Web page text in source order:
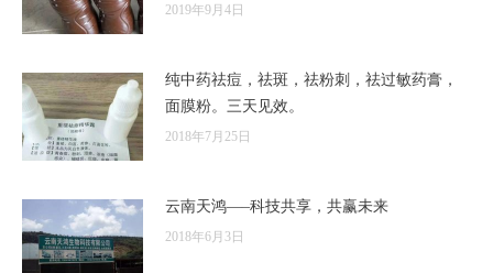
2019年9月4日
纯中药祛痘，祛斑，祛粉刺，祛过敏药膏，
面膜粉。三天见效。
2018年7月25日
云南天鸿—–科技共享，共赢未来
2018年6月3日